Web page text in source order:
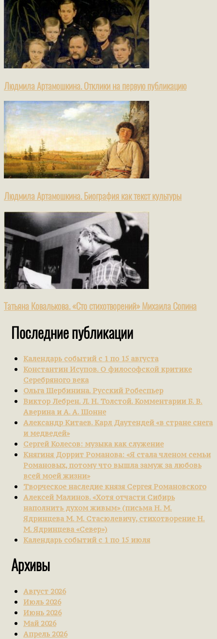
Людмила Артамошкина. Отклики на первую публикацию
Людмила Артамошкина. Биография как текст культуры
Татьяна Ковалькова. «Сто стихотворений» Михаила Сопина
Последние публикации
Календарь событий с 1 по 15 августа
Константин Исупов. О философской критике
Серебряного века
Ольга Щербинина. Русский Робеспьер
Виктор Лебрен. Л. Н. Толстой. Комментарии Б. В.
Аверина и А. А. Шонне
Александр Китаев. Карл Даутендей «в стране снега
и медведей»
Сергей Колесов: музыка как служение
Княгиня Доррит Романова: «Я стала членом семьи
Романовых, потому что вышла замуж за любовь
всей моей жизни»
Творческое наследие князя Сергея Романовского
Алексей Малинов. «Хотя отчасти Сибирь
наполнить духом живым» (письма Н. М.
Ядринцева М. М. Стасюлевичу, стихотворение Н.
М. Ядринцева «Север»)
Календарь событий с 1 по 15 июля
Архивы
Август 2026
Июль 2026
Июнь 2026
Май 2026
Апрель 2026